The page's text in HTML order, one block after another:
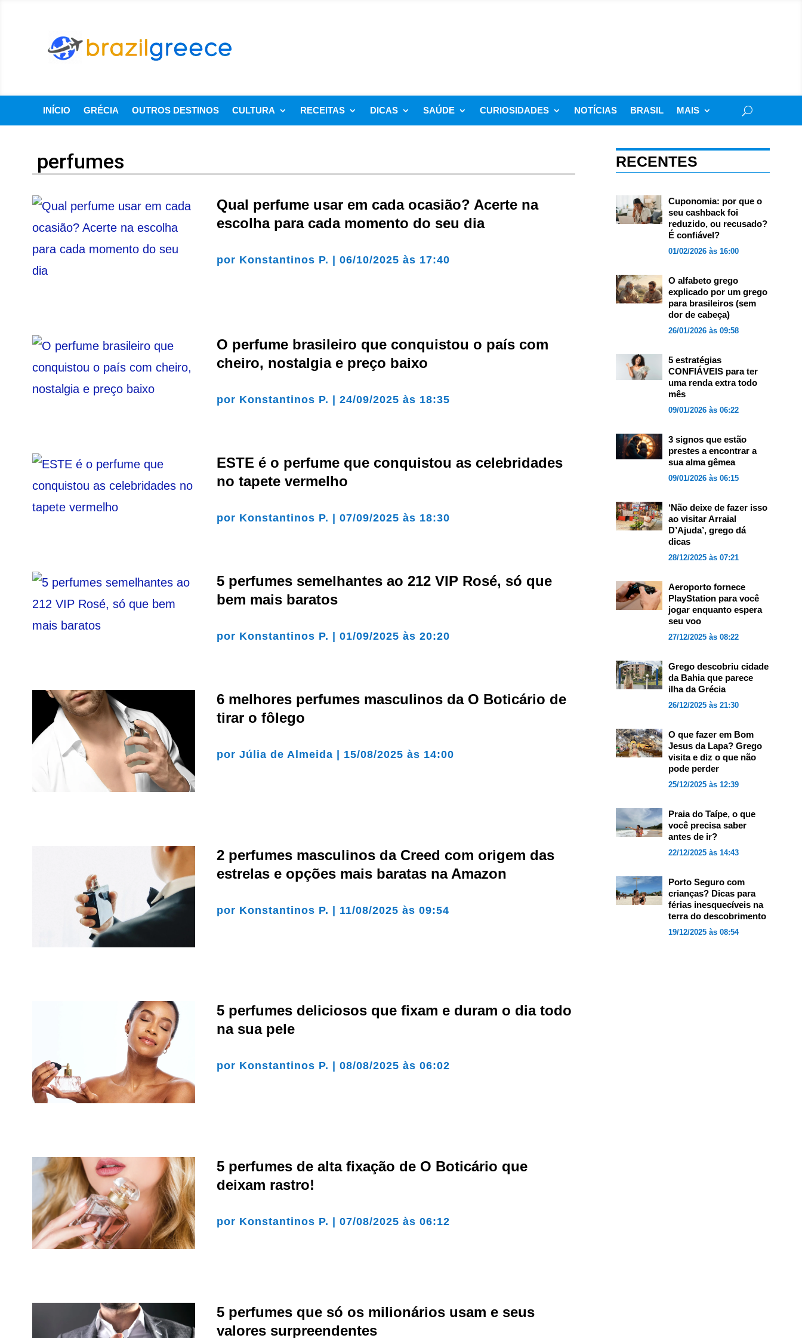
INÍCIO GRÉCIA OUTROS DESTINOS CULTURA RECEITAS DICAS SAÚDE CURIOSIDADES NOTÍCIAS BRASIL MAIS
perfumes
Qual perfume usar em cada ocasião? Acerte na
escolha para cada momento do seu dia
por Konstantinos P. |06/10/2025 às 17:40
O perfume brasileiro que conquistou o país com
cheiro, nostalgia e preço baixo
por Konstantinos P. |24/09/2025 às 18:35
ESTE é o perfume que conquistou as celebridades
no tapete vermelho
por Konstantinos P. |07/09/2025 às 18:30
5 perfumes semelhantes ao 212 VIP Rosé, só que
bem mais baratos
por Konstantinos P. |01/09/2025 às 20:20
6 melhores perfumes masculinos da O Boticário de
tirar o fôlego
porJúlia de Almeida | 15/08/2025 às 14:00
2 perfumes masculinos da Creed com origem das
estrelas e opções mais baratas na Amazon
por Konstantinos P. | 11/08/2025 às 09:54
5 perfumes deliciosos que fixam e duram o dia todo
na sua pele
por Konstantinos P. |08/08/2025 às 06:02
5 perfumes de alta fixação de O Boticário que
deixam rastro!
por Konstantinos P. |07/08/2025 às 06:12
5 perfumes que só os milionários usam e seus
valores surpreendentes
RECENTES
Cuponomia: por que o
seu cashback foi
reduzido, ou recusado?
É confiável?
01/02/2026 às 16:00
O alfabeto grego
explicado por um grego
para brasileiros (sem
dor de cabeça)
26/01/2026 às 09:58
5 estratégias
CONFIÁVEIS para ter
uma renda extra todo
mês
09/01/2026 às 06:22
3 signos que estão
prestes a encontrar a
sua alma gêmea
09/01/2026 às 06:15
‘Não deixe de fazer isso
ao visitar Arraial
D’Ajuda’, grego dá
dicas
28/12/2025 às 07:21
Aeroporto fornece
PlayStation para você
jogar enquanto espera
seu voo
27/12/2025 às 08:22
Grego descobriu cidade
da Bahia que parece
ilha da Grécia
26/12/2025 às 21:30
O que fazer em Bom
Jesus da Lapa? Grego
visita e diz o que não
pode perder
25/12/2025 às 12:39
Praia do Taípe, o que
você precisa saber
antes de ir?
22/12/2025 às 14:43
Porto Seguro com
crianças? Dicas para
férias inesquecíveis na
terra do descobrimento
19/12/2025 às 08:54